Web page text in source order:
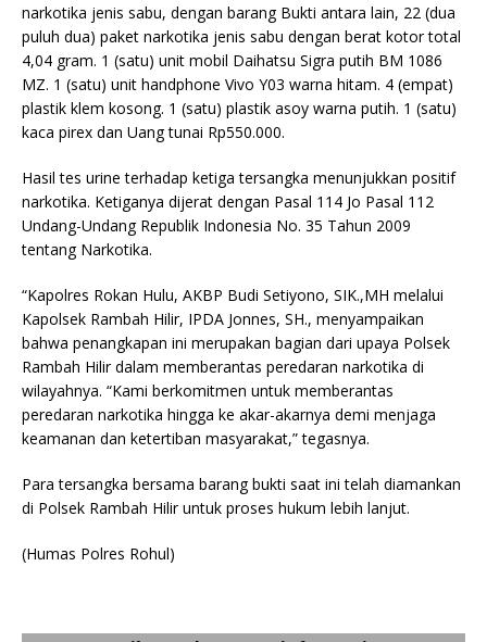
narkotika jenis sabu, dengan barang Bukti antara lain, 22 (dua
puluh dua) paket narkotika jenis sabu dengan berat kotor total
4,04 gram. 1 (satu) unit mobil Daihatsu Sigra putih BM 1086
MZ. 1 (satu) unit handphone Vivo Y03 warna hitam. 4 (empat)
plastik klem kosong. 1 (satu) plastik asoy warna putih. 1 (satu)
kaca pirex dan Uang tunai Rp550.000.
Hasil tes urine terhadap ketiga tersangka menunjukkan positif
narkotika. Ketiganya dijerat dengan Pasal 114 Jo Pasal 112
Undang-Undang Republik Indonesia No. 35 Tahun 2009
tentang Narkotika.
“Kapolres Rokan Hulu, AKBP Budi Setiyono, SIK.,MH melalui
Kapolsek Rambah Hilir, IPDA Jonnes, SH., menyampaikan
bahwa penangkapan ini merupakan bagian dari upaya Polsek
Rambah Hilir dalam memberantas peredaran narkotika di
wilayahnya. “Kami berkomitmen untuk memberantas
peredaran narkotika hingga ke akar-akarnya demi menjaga
keamanan dan ketertiban masyarakat,” tegasnya.
Para tersangka bersama barang bukti saat ini telah diamankan
di Polsek Rambah Hilir untuk proses hukum lebih lanjut.
(Humas Polres Rohul)